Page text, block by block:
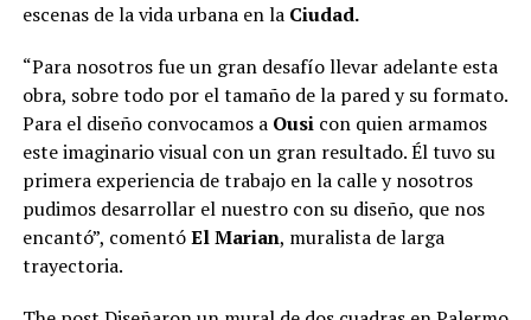
escenas de la vida urbana en la Ciudad.
“Para nosotros fue un gran desafío llevar adelante esta
obra, sobre todo por el tamaño de la pared y su formato.
Para el diseño convocamos a Ousicon quien armamos
este imaginario visual con un gran resultado. Él tuvo su
primera experiencia de trabajo en la calle y nosotros
pudimos desarrollar el nuestro con su diseño, que nos
encantó”, comentóEl Marian, muralista de larga
trayectoria.